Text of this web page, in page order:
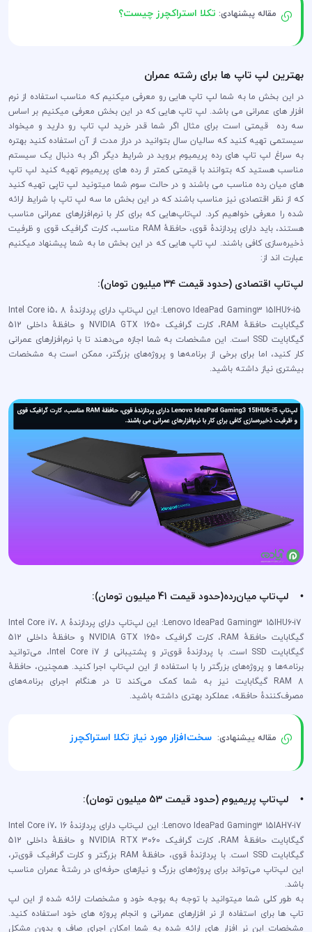
مقاله پبشنهادی: تکلا استراکچرز چیست؟
بهترین لپ تاپ ها برای رشته عمران
در این بخش ما به شما لپ تاپ هایی رو معرفی میکنیم که مناسب استفاده از نرم
افزار های عمرانی می باشد. لپ تاپ هایی که در این بخش معرفی میکنیم بر اساس
سه رده قیمتی است برای مثال اگر شما قدر خرید لپ تاپ رو دارید و میخواد
سیستمی تهیه کنید که سالیان سال بتوانید در دراز مدت از آن استفاده کنید بهتره
به سراغ لپ تاپ های رده پریمیوم بروید در شرایط دیگر اگر به دنبال یک سیستم
مناسب هستید که بتوانند با قیمتی کمتر از رده های پریمیوم تهیه کنید لپ تاپ
های میان رده مناسب می باشند و در حالت سوم شما میتونید لپ تاپی تهیه کنید
که از نظر اقتصادی نیز مناسب باشند که در این بخش ما سه لپ تاپ با شرایط ارائه
شده را معرفی خواهیم کرد. لپ‌تاپ‌هایی که برای کار با نرم‌افزارهای عمرانی مناسب
هستند، باید دارای پردازندهٔ قوی، حافظهٔ RAM مناسب، کارت گرافیک قوی و ظرفیت
ذخیره‌سازی کافی باشند. لپ تاپ هایی که در این بخش ما به شما پیشنهاد میکنیم
عبارت اند از:
لپ‌تاپ اقتصادی (حدود قیمت ۳۴ میلیون تومان):
Lenovo IdeaPad Gaming3 15IHU6-i5: این لپ‌تاپ دارای پردازندهٔ Intel Core i5، 8
گیگابایت حافظهٔ RAM، کارت گرافیک NVIDIA GTX 1650 و حافظهٔ داخلی 512
گیگابایت SSD است. این مشخصات به شما اجازه می‌دهند تا با نرم‌افزارهای عمرانی
کار کنید، اما برای برخی از برنامه‌ها و پروژه‌های بزرگتر، ممکن است به مشخصات
بیشتری نیاز داشته باشید.
• لپ‌تاپ میان‌رده(حدود قیمت 41 میلیون تومان):
Lenovo IdeaPad Gaming3 15IHU6-i7: این لپ‌تاپ دارای پردازندهٔ Intel Core i7، 8
گیگابایت حافظهٔ RAM، کارت گرافیک NVIDIA GTX 1650 و حافظهٔ داخلی 512
گیگابایت SSD است. با پردازندهٔ قوی‌تر و پشتیبانی از Intel Core i7، می‌توانید
برنامه‌ها و پروژه‌های بزرگتر را با استفاده از این لپ‌تاپ اجرا کنید. همچنین، حافظهٔ
RAM 8 گیگابایت نیز به شما کمک می‌کند تا در هنگام اجرای برنامه‌های
مصرف‌کنندهٔ حافظه، عملکرد بهتری داشته باشید.
مقاله ییشنهادی: سخت‌افزار مورد نیاز تکلا استراکچرز
• لپ‌تاپ پریمیوم (حدود قیمت 53 میلیون تومان):
Lenovo IdeaPad Gaming3 15IAH7-i7: این لپ‌تاپ دارای پردازندهٔ Intel Core i7، 16
گیگابایت حافظهٔ RAM، کارت گرافیک NVIDIA RTX 3060 و حافظهٔ داخلی 512
گیگابایت SSD است. با پردازندهٔ قوی، حافظهٔ RAM بزرگتر و کارت گرافیک قوی‌تر،
این لپ‌تاپ می‌تواند برای پروژه‌های بزرگ و نیازهای حرفه‌ای در رشتهٔ عمران مناسب
باشد.
به طور کلی شما میتوانید با توجه به بوجه خود و مشخصات ارائه شده از این لپ
تاپ ها برای استفاده از نر افزارهای عمرانی و انجام پروژه های خود استفاده کنید.
مشخصات این نر افزار های ارائه شده به شما امکان اجرای صاف و بدون مشکل